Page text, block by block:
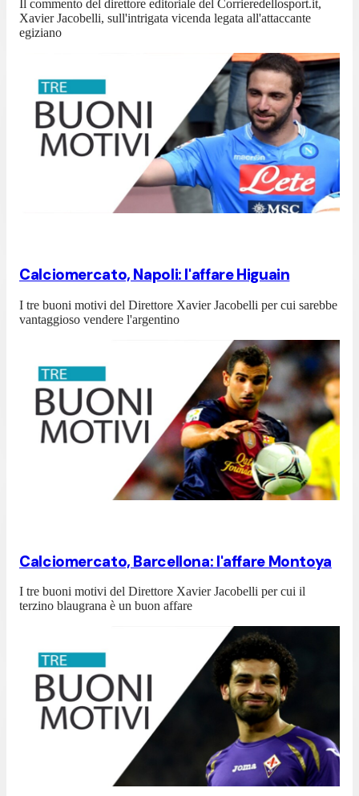
Il commento del direttore editoriale del Corrieredellosport.it,
Xavier Jacobelli, sull'intrigata vicenda legata all'attaccante
egiziano
Calciomercato, Napoli: l'affare Higuain
I tre buoni motivi del Direttore Xavier Jacobelli per cui sarebbe
vantaggioso vendere l'argentino
Calciomercato, Barcellona: l'affare Montoya
I tre buoni motivi del Direttore Xavier Jacobelli per cui il
terzino blaugrana è un buon affare